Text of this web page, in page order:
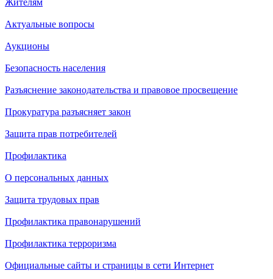
Жителям
Актуальные вопросы
Аукционы
Безопасность населения
Разъяснение законодательства и правовое просвещение
Прокуратура разъясняет закон
Защита прав потребителей
Профилактика
О персональных данных
Защита трудовых прав
Профилактика правонарушений
Профилактика терроризма
Официальные сайты и страницы в сети Интернет